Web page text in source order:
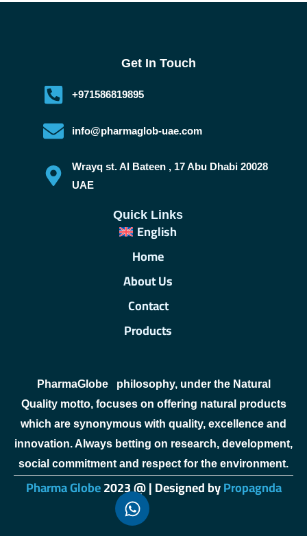
Get In Touch
+971586819895
info@pharmaglob-uae.com
Wrayq st. Al Bateen , 17 Abu Dhabi 20028
UAE
Quick Links
English
Home
About Us
Contact
Products
PharmaGlobephilosophy, under the Natural
Quality motto, focuses on offering natural products
which are synonymous with quality, excellence and
innovation. Always betting on research, development,
social commitment and respect for the environment.
sweet bonanza
Pharma Globe2023 @ | Designed byPropagnda